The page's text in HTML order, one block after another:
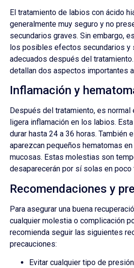
El tratamiento de labios con ácido
generalmente muy seguro y no
secundarios graves. Sin embargo,
los posibles efectos secundarios y
adecuados después del
detallan dos aspectos importantes
Inflamación y
Después del tratamiento, es normal
ligera inflamación en los labios.
durar hasta 24 a 36 horas. También
aparezcan pequeños hematomas
mucosas. Estas molestias son
desaparecerán por sí solas en poco
Recomendaciones y
Para asegurar una buena
cualquier molestia o complicación
recomienda seguir las siguientes
precauciones:
Evitar cualquier tipo de